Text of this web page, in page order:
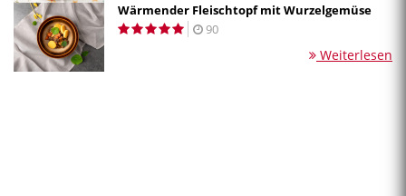
Wärmender Fleischtopf mit Wurzelgemüse
90
Weiterlesen